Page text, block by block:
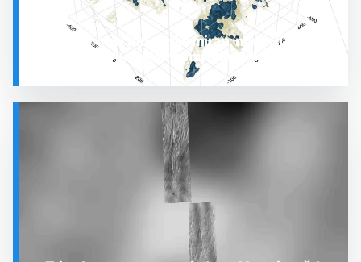
Prostor oko Sunca nije miran: nova 3D karta
otkrila plin koji stalno mijenja stanje